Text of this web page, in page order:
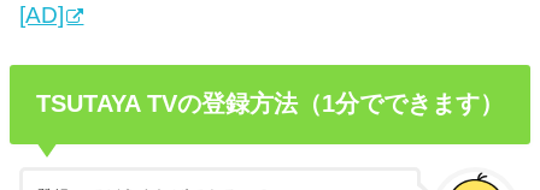
[AD]
TSUTAYA TVの登録方法（1分でできます）